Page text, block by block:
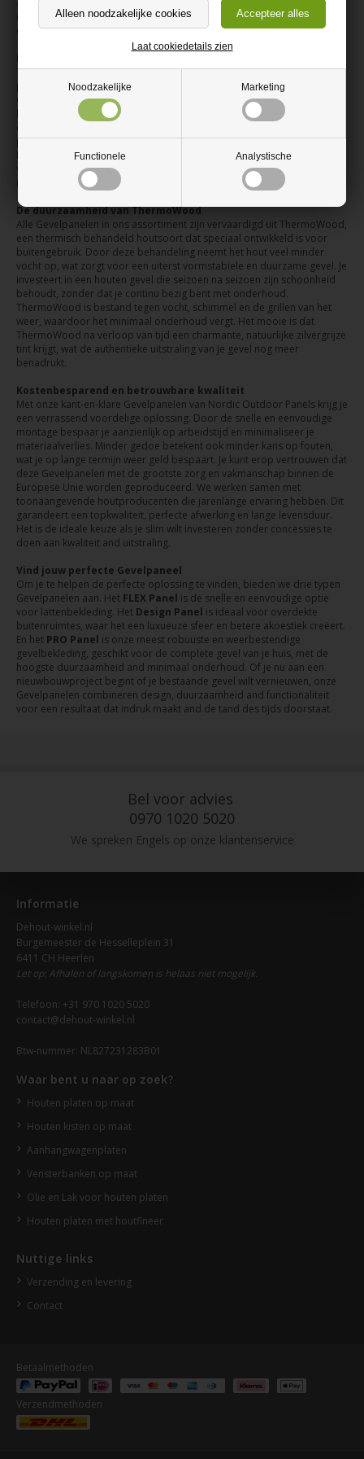
Noodzakelijke Marketing
Functionele Analystische
Laat cookiedetails zien
accent om bepaalde delen van je buitenruimte te benadrukken. Hout is
niet zomaar een product; het is een manier om je huis te verbinden met
de natuur.
Eenvoudige en snelle montage
Traditionele lattenbekleding kan tijdrovend zijn en vraagt om uiterste
precisie. Dat snappen we. Daarom zijn onze Nordic Outdoor
Gevelpanelen een uitkomst. Je krijgt een slimme oplossing waarbij de
houten latten al op een kant-en-klaar paneel zijn bevestigd. Dit betekent
concreet dat je project veel sneller vordert en je een strak,
professioneel resultaat behaalt zonder de frustratie van losse latjes.
Bovendien verklein je de kans op fouten aanzienlijk en bespaar je jezelf
veel werk. Ja, je leest het goed: een prachtige gevel met minder
inspanning!
De duurzaamheid van ThermoWood
Alle Gevelpanelen in ons assortiment zijn vervaardigd uit ThermoWood,
een thermisch behandeld houtsoort dat speciaal ontwikkeld is voor
buitengebruik. Door deze behandeling neemt het hout veel minder
vocht op, wat zorgt voor een uiterst vormstabiele en duurzame gevel. Je
investeert in een houten gevel die seizoen na seizoen zijn schoonheid
behoudt, zonder dat je continu bezig bent met onderhoud.
ThermoWood is bestand tegen vocht, schimmel en de grillen van het
weer, waardoor het minimaal onderhoud vergt. Het mooie is dat
ThermoWood na verloop van tijd een charmante, natuurlijke zilvergrijze
tint krijgt, wat de authentieke uitstraling van je gevel nog meer
benadrukt.
Kostenbesparend en betrouwbare kwaliteit
Met onze kant-en-klare Gevelpanelen van Nordic Outdoor Panels krijg je
een verrassend voordelige oplossing. Door de snelle en eenvoudige
montage bespaar je aanzienlijk op arbeidstijd en minimaliseer je
materiaalverlies. Minder gedoe betekent ook minder kans op fouten,
wat je op lange termijn weer geld bespaart. Je kunt erop vertrouwen dat
deze Gevelpanelen met de grootste zorg en vakmanschap binnen de
Europese Unie worden geproduceerd. We werken samen met
toonaangevende houtproducenten die jarenlange ervaring hebben. Dit
garandeert een topkwaliteit, perfecte afwerking en lange levensduur.
Het is de ideale keuze als je slim wilt investeren zonder concessies te
doen aan kwaliteit and uitstraling.
Vind jouw perfecte Gevelpaneel
Om je te helpen de perfecte oplossing te vinden, bieden we drie typen
Gevelpanelen aan. Het FLEX Panel is de snelle en eenvoudige optie
voor lattenbekleding. Het Design Panel is ideaal voor overdekte
buitenruimtes, waar het een luxueuze sfeer en betere akoestiek creëert.
En het PRO Panel is onze meest robuuste en weerbestendige
gevelbekleding, geschikt voor de complete gevel van je huis, met de
hoogste duurzaamheid and minimaal onderhoud. Of je nu aan een
nieuwbouwproject begint of je bestaande gevel wilt vernieuwen, onze
Gevelpanelen combineren design, duurzaamheid and functionaliteit
voor een resultaat dat indruk maakt and de tand des tijds doorstaat.
Bel voor advies
0970 1020 5020
We spreken Engels op onze klantenservice
Informatie
Dehout-winkel.nl
Burgemeester de Hesselleplein 31
6411 CH Heerlen
Let op: Afhalen of langskomen is helaas niet mogelijk.
Telefoon: +31 970 1020 5020
contact@dehout-winkel.nl
Btw-nummer: NL827231283B01
Waar bent u naar op zoek?
Houten platen op maat
Houten kisten op maat
Aanhangwagenplaten
Vensterbanken op maat
Olie en Lak voor houten platen
Houten platen met houtfineer
Nuttige links
Verzending en levering
Contact
Betaalmethoden
Verzendmethoden